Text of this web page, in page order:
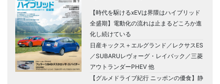
【時代を駆けるxEVは界隈はハイブリッド
全盛期】電動化の流れは止まるどころか進
化し続けている
日産キックス＋エルグランド／レクサスES
／SUBARUレヴォーグ・レイバック／三菱
アウトランダーPHEV 他
【グルメドライブ紀行 ニッポンの優食】静